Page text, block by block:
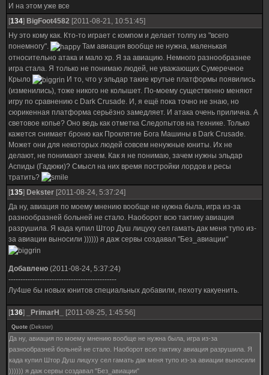
И на этом уже все
[134] BigFoot4582 [2011-08-21, 10:51:45]
Ну это кому как. Кто-то играет с компом и делает толпу из "всего
понемногу".
Там авиация вообще не нужна, маленькая
относительно атака и мало хр. Я за авиацию. Немного разнообразнее
игра стала. Я только не понимаю людей, не уважающих Сумеречное
Крыло
И то, что у эльдар такие крутые платформы появились
(изменились), тоже никого не колышет. По-моему существенно меняют
игру по сравнению с Dark Crusadе. И, я ещё пока точно не знаю, но
сюрикенная платформа серьёзно замедляет. И атака очень прилична. А
световое копье? Оно ведь как отметка Следопытов на технике. Только
кажется снимает броню как Проклятие Бога Машины в Dark Crusade.
Может они для некоторых людей совсем ненужные юниты. Их не
делают, не понимают зачем. Как я не понимаю, зачем нужны эльдар
Аспиды (Гадюки)? Смысл на них время постройки лордов и ресы
тратить?
[135] Dekster [2011-08-24, 5:37:24]
Да ну, авиация по моему мнению вообще не нужна была, игра из-за
разнообразней больней не стало. Наоборот всю тактику авиация
разрушила. Я када купил Штор Душ лицуху сел гамать дак меня тупо из-
за авиации выносили )))))) я даж сервы создавал "Без_авиации"
Добавлено (2011-08-24, 5:37:24)
---------------------------------------------
Лу4ше бы новых юнитов специальных добавили, пехоту какуенить.
[136] _PrimarH_ [2011-08-25, 1:45:56]
Quote (Dekster)
Да ну, авиация по моему мнению вообще не нужна была, игра из-за
разнообразней больней не стало. Наоборот всю тактику авиация разрушила. Я
када купил Штор Душ лицуху сел гамать дак меня тупо из-за авиации выносили
)))))) я даж сервы создавал "Без_авиации"